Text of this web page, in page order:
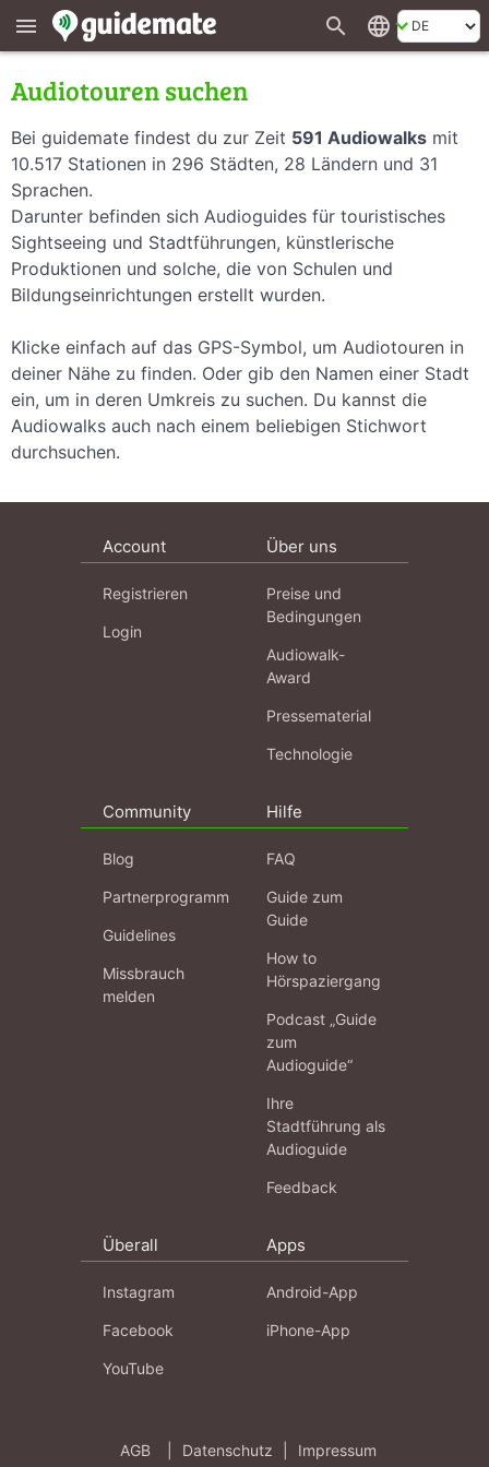
menu search language
Audiotouren suchen
Bei guidemate findest du zur Zeit 591 Audiowalks mit
10.517 Stationen in 296 Städten, 28 Ländern und 31
Sprachen.
Darunter befinden sich Audioguides für touristisches
Sightseeing und Stadtführungen, künstlerische
Produktionen und solche, die von Schulen und
Bildungseinrichtungen erstellt wurden.
Klicke einfach auf das GPS-Symbol, um Audiotouren in
deiner Nähe zu finden. Oder gib den Namen einer Stadt
ein, um in deren Umkreis zu suchen. Du kannst die
Audiowalks auch nach einem beliebigen Stichwort
durchsuchen.
Account
Registrieren
Login
Über uns
Preise und
Bedingungen
Audiowalk-
Award
Pressematerial
Technologie
Community
Blog
Partnerprogramm
Guidelines
Missbrauch
melden
Hilfe
FAQ
Guide zum
Guide
How to
Hörspaziergang
Podcast „Guide
zum
Audioguide“
Ihre
Stadtführung als
Audioguide
Feedback
Überall
Instagram
Facebook
YouTube
Apps
Android-App
iPhone-App
AGB Datenschutz Impressum